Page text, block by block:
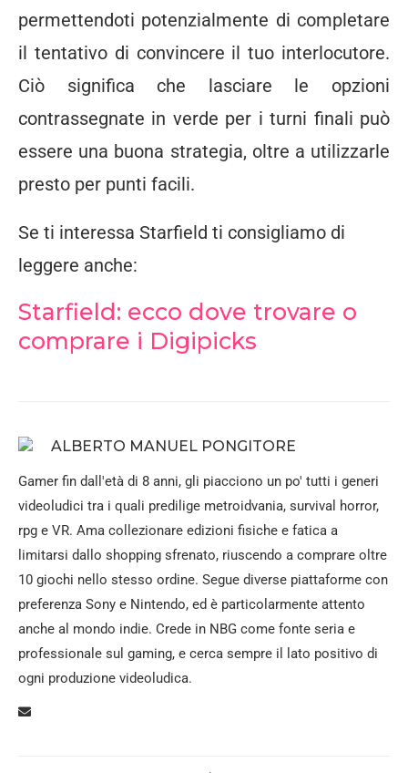
permettendoti potenzialmente di completare
il tentativo di convincere il tuo interlocutore.
Ciò significa che lasciare le opzioni
contrassegnate in verde per i turni finali può
essere una buona strategia, oltre a utilizzarle
presto per punti facili.
Se ti interessa Starfield ti consigliamo di
leggere anche:
Starfield: ecco dove trovare o
comprare i Digipicks
ALBERTO MANUEL PONGITORE
Gamer fin dall'età di 8 anni, gli piacciono un po' tutti i generi
videoludici tra i quali predilige metroidvania, survival horror,
rpg e VR. Ama collezionare edizioni fisiche e fatica a
limitarsi dallo shopping sfrenato, riuscendo a comprare oltre
10 giochi nello stesso ordine. Segue diverse piattaforme con
preferenza Sony e Nintendo, ed è particolarmente attento
anche al mondo indie. Crede in NBG come fonte seria e
professionale sul gaming, e cerca sempre il lato positivo di
ogni produzione videoludica.